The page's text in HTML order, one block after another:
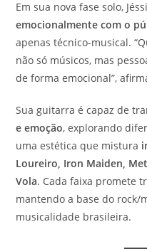
Em sua nova fase solo,
emocionalmente com o
apenas técnico-musical.
não só músicos, mas
de forma emocional”,
Sua guitarra é capaz de
e emoção, explorando
uma estética que mistura
Loureiro, Iron Maiden,
Vola. Cada faixa promete
mantendo a base do rock/
musicalidade brasileira.